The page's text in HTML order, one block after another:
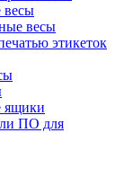
весы
весы
этикеток
ящики
ПО для